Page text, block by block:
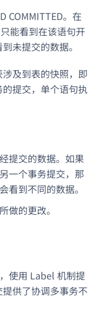
COMMITTED。在
能看到在该语句开
未提交的数据。
及到表的快照，即
提交，单个语句执
提交的数据。如果
一个事务提交，那
看到不同的数据。
做的更改。
使用 Label 机制提
供了协调多事务不